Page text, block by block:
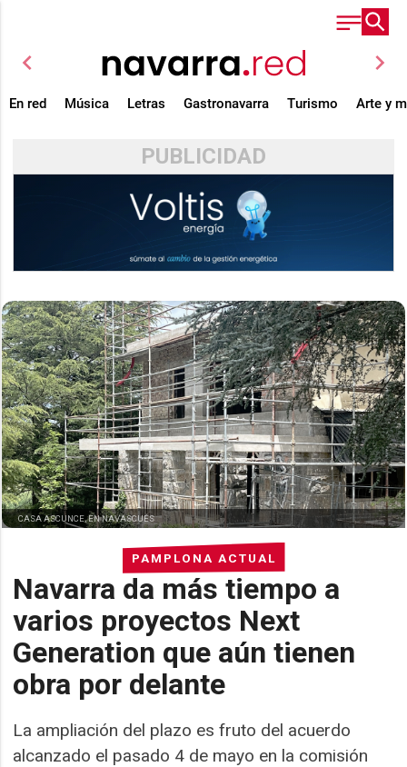
chevron_left chevron_right
En red Música Letras Gastronavarra Turismo Arte y
PUBLICIDAD
PAMPLONA ACTUAL
Navarra da más tiempo a
varios proyectos Next
Generation que aún tienen
obra por delante
La ampliación del plazo es fruto del acuerdo
alcanzado el pasado 4 de mayo en la comisión
CASA ASCUNCE, EN NAVASCUÉS